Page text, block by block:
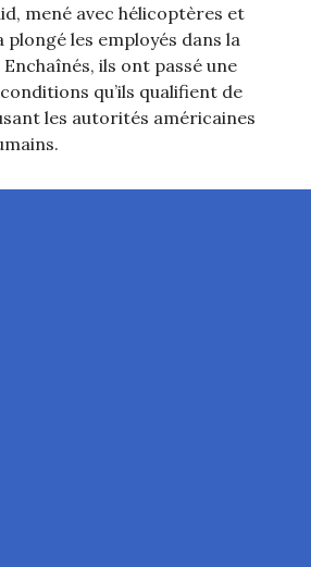
mené avec hélicoptères et
plongé les employés dans la
ils ont passé une
qu’ils qualifient de
les autorités américaines